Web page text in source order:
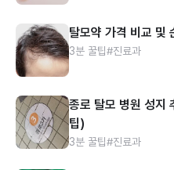
탈모약 가격 비교
3분 꿀팁#진료과
종로 탈모 병원 성지
팁)
3분 꿀팁#진료과